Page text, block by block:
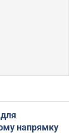
напрямку